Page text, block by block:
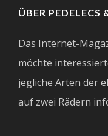
ÜBER PEDELECS
Das Internet-
möchte
jegliche Arten der
auf zwei Rädern